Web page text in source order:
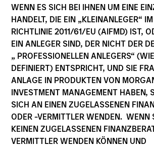
WENN ES SICH BEI IHNEN UM EINE
HANDELT, DIE EIN „KLEINANLEGER“
RICHTLINIE 2011/61/EU (AIFMD) IST,
EIN ANLEGER SIND, DER NICHT DER
„ PROFESSIONELLEN ANLEGERS“
DEFINIERT) ENTSPRICHT, UND SIE
ANLAGE IN PRODUKTEN VON
INVESTMENT MANAGEMENT HABEN,
SICH AN EINEN ZUGELASSENEN
ODER -VERMITTLER WENDEN. WENN
KEINEN ZUGELASSENEN
VERMITTLER WENDEN KÖNNEN UND
Strategies
The AIP Alternative Lending Group
making allocations to loans